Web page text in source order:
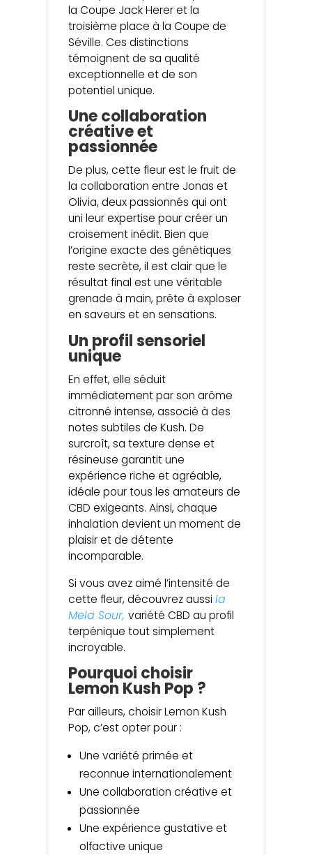
la Coupe Jack Herer et la
troisième place à la Coupe de
Séville. Ces distinctions
témoignent de sa qualité
exceptionnelle et de son
potentiel unique.
Une collaboration
créative et
passionnée
De plus, cette fleur est le fruit de
la collaboration entre Jonas et
Olivia, deux passionnés qui ont
uni leur expertise pour créer un
croisement inédit. Bien que
l’origine exacte des génétiques
reste secrète, il est clair que le
résultat final est une véritable
grenade à main, prête à exploser
en saveurs et en sensations.
Un profil sensoriel
unique
En effet, elle séduit
immédiatement par son arôme
citronné intense, associé à des
notes subtiles de Kush. De
surcroît, sa texture dense et
résineuse garantit une
expérience riche et agréable,
idéale pour tous les amateurs de
CBD exigeants. Ainsi, chaque
inhalation devient un moment de
plaisir et de détente
incomparable.
Si vous avez aimé l’intensité de
cette fleur, découvrez aussila
Mela Sour,variété CBD au profil
terpénique tout simplement
incroyable.
Pourquoi choisir
Lemon Kush Pop ?
Par ailleurs, choisir Lemon Kush
Pop, c’est opter pour :
Une variété primée et
reconnue internationalement
Une collaboration créative et
passionnée
Une expérience gustative et
olfactive unique